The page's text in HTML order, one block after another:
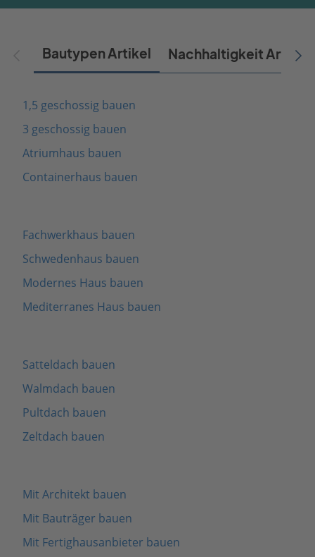
Bautypen Artikel Nachhaltigkeit Artikel
1,5 geschossig bauen
3 geschossig bauen
Atriumhaus bauen
Containerhaus bauen
Fachwerkhaus bauen
Schwedenhaus bauen
Modernes Haus bauen
Mediterranes Haus bauen
Satteldach bauen
Walmdach bauen
Pultdach bauen
Zeltdach bauen
Mit Architekt bauen
Mit Bauträger bauen
Mit Fertighausanbieter bauen